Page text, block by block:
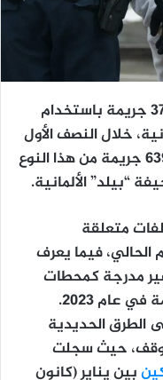
373 جريمة باستخدام
خلال النصف الأول
من العام حتى الآن، مقابل إجمالي 639 جريمة من هذا النوع
“بيلد” الألمانية.
ذلك، تم تسجيل 7 مخالفات متعلقة
الحالي، فيما يعرف
مدرجة كمحطات
الطرق الحديدية
حيث سجلت
بين يناير (كانون